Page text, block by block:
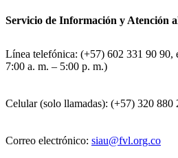
Servicio de Información y Atención
Línea telefónica: (+57) 602 331 90 90,
7:00 a. m. – 5:00 p. m.)
Celular (solo llamadas): (+57) 320
Correo electrónico: siau@fvl.org.co